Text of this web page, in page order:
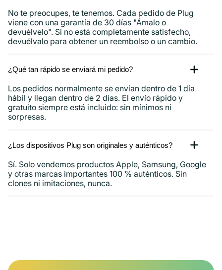
No te preocupes, te tenemos. Cada pedido de Plug
viene con una garantía de 30 días "Ámalo o
devuélvelo". Si no está completamente satisfecho,
devuélvalo para obtener un reembolso o un cambio.
¿Qué tan rápido se enviará mi pedido?
Los pedidos normalmente se envían dentro de 1 día
hábil y llegan dentro de 2 días. El envío rápido y
gratuito siempre está incluido: sin mínimos ni
sorpresas.
¿Los dispositivos Plug son originales y auténticos?
Sí. Solo vendemos productos Apple, Samsung, Google
y otras marcas importantes 100 % auténticos. Sin
clones ni imitaciones, nunca.